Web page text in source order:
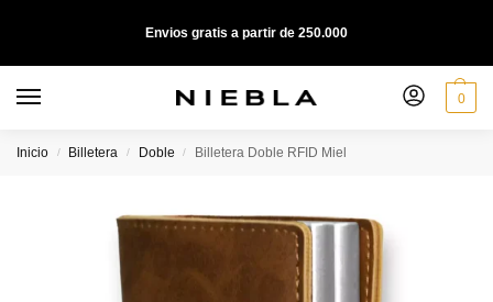
Envios gratis a partir de 250.000
0
Inicio / Billetera / Doble / Billetera Doble RFID Miel